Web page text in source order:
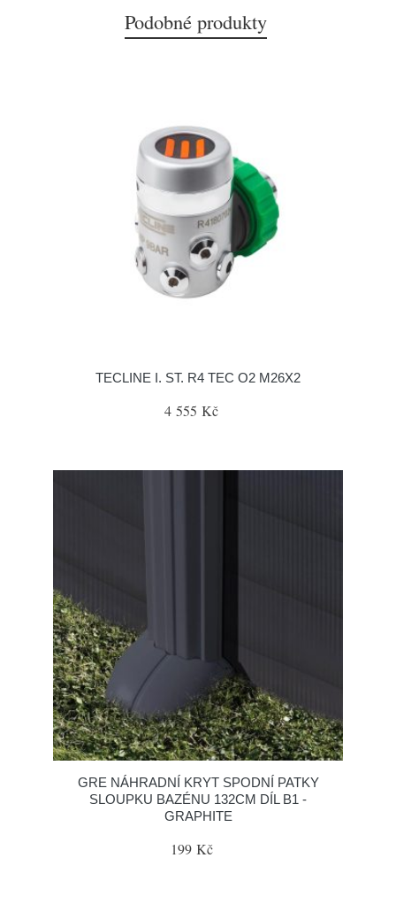
Podobné produkty
TECLINE I. ST. R4 TEC O2 M26X2
4 555 Kč
GRE NÁHRADNÍ KRYT SPODNÍ PATKY
SLOUPKU BAZÉNU 132CM DÍL B1 -
GRAPHITE
199 Kč